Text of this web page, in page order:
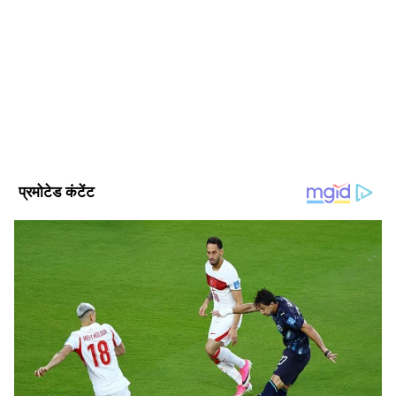
स्टेशनों पर तैयारियां पूरी, स्टाफ भी तैनात
यूपी मेट्रो रेल कॉरपोरेशन (UPMRC) ने सेंट्रल स्टेशन से
नौबस्ता तक के सातों स्टेशनों पर परिचालन संबंधी तैयारियां
लगभग पूरी कर ली हैं। 36 टिकट वेंडिंग मशीनें स्थापित
की जा चुकी हैं और स्टेशन संचालन के लिए जरूरी मानव
संसाधन भी तैनात कर दिया गया है।